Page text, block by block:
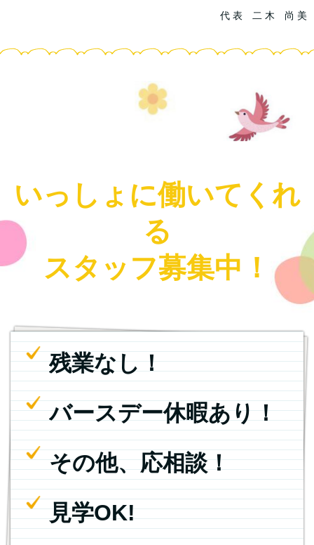
代 表 二 木 尚 美
いっしょに働いてくれ
る
スタッフ募集中！
残業なし！
バースデー休暇あり！
その他、応相談！
見学OK!